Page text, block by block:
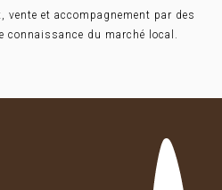
et accompagnement par des
connaissance du marché local.